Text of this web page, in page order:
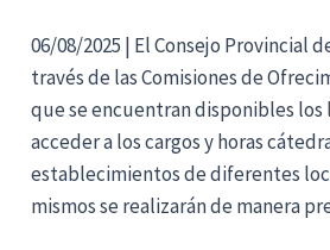
06/08/2025 | El Consejo Provincial
través de las Comisiones de
que se encuentran disponibles los
acceder a los cargos y horas
establecimientos de diferentes
mismos se realizarán de manera